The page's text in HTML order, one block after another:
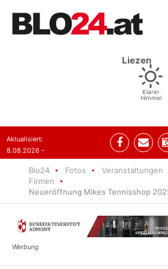
Liezen
Klarer
Himmel
Aktualisiert:
8.08.2026 –
Blo24 Fotos
Veranstaltungen
Firmen
Neueröffnung Mikes Tennisshop